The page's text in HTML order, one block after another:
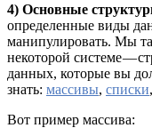
4) Основные
определенные виды
манипулировать. Мы
некоторой системе —
данных, которые вы
знать: массивы, списки,
Вот пример массива: